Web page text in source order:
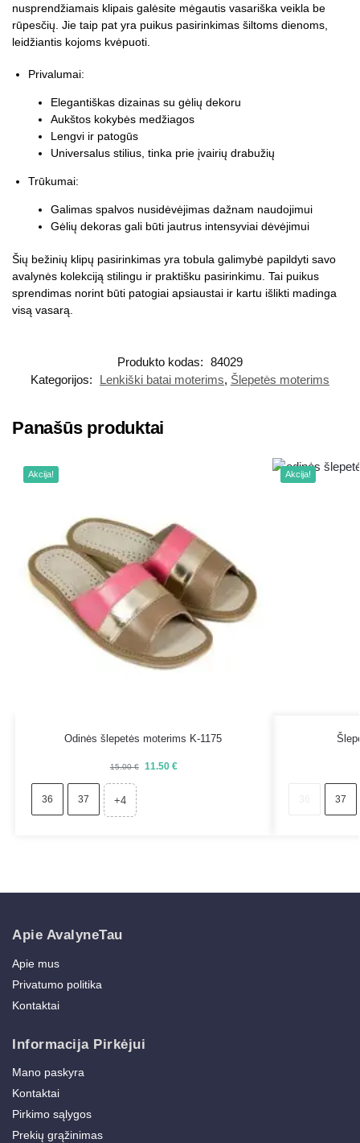
nusprendžiamais klipais galėsite mėgautis vasariška veikla be
rūpesčių. Jie taip pat yra puikus pasirinkimas šiltoms dienoms,
leidžiantis kojoms kvėpuoti.
Privalumai:
Elegantiškas dizainas su gėlių dekoru
Aukštos kokybės medžiagos
Lengvi ir patogūs
Universalus stilius, tinka prie įvairių drabužių
Trūkumai:
Galimas spalvos nusidėvėjimas dažnam naudojimui
Gėlių dekoras gali būti jautrus intensyviai dėvėjimui
Šių bežinių klipų pasirinkimas yra tobula galimybė papildyti savo
avalynės kolekciją stilingu ir praktišku pasirinkimu. Tai puikus
sprendimas norint būti patogiai apsiaustai ir kartu išlikti madinga
visą vasarą.
Produkto kodas: 84029
Kategorijos:
Lenkiški batai moterims, Šlepetės moterims
Panašūs produktai
Akcija!
Odinės šlepetės moterims K-1175
15.00€ 11.50 €
36 37 +4
Akcija!
37
Apie AvalyneTau
Apie mus
Privatumo politika
Kontaktai
Informacija Pirkėjui
Mano paskyra
Kontaktai
Pirkimo sąlygos
Prekių grąžinimas